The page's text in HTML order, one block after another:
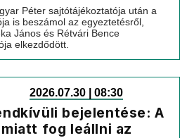
Péter sajtótájékoztatója után a
is beszámol az egyeztetésről,
János és Rétvári Bence
elkezdődött.
2026.07.30 | 08:30
bejelentése: A
fog leállni az